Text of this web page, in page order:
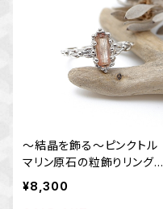
～結晶を飾る～ピンクトル
マリン原石の粒飾りリング
16号 天然石アクセサリ
ー 一点物 macari
¥8,300